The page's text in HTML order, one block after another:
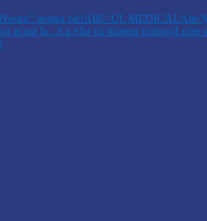
pentru piciABC-UL MEDICALAlte
acasă la…La Sfat cu oameni frumoșiLume